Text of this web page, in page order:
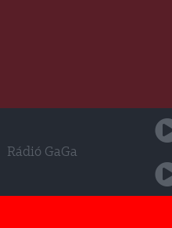
Rádió GaGa